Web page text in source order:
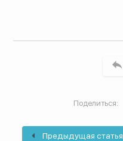
Поделиться:
Предыдущая статья